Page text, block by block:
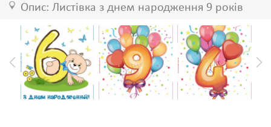
Опис: Листівка з днем народження 9 років